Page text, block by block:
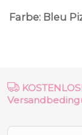
Farbe: Bleu